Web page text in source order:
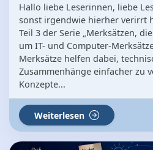
Hallo liebe Leserinnen, liebe
sonst irgendwie hierher verirrt
Teil 3 der Serie „Merksätzen,
um IT- und Computer-
Merksätze helfen dabei,
Zusammenhänge einfacher zu
Konzepte...
Weiterlesen